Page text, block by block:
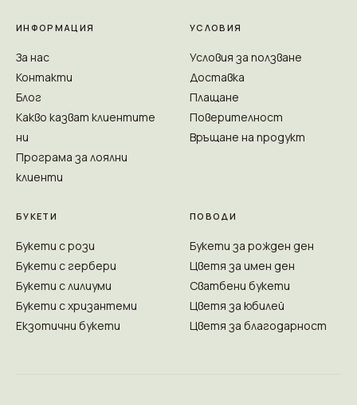
ИНФОРМАЦИЯ
За нас
Контакти
Блог
Какво казват клиентите
ни
Програма за лоялни
клиенти
УСЛОВИЯ
Условия за ползване
Доставка
Плащане
Поверителност
Връщане на продукт
БУКЕТИ
Букети с рози
Букети с гербери
Букети с лилиуми
Букети с хризантеми
Екзотични букети
ПОВОДИ
Букети за рожден ден
Цветя за имен ден
Сватбени букети
Цветя за юбилей
Цветя за благодарност